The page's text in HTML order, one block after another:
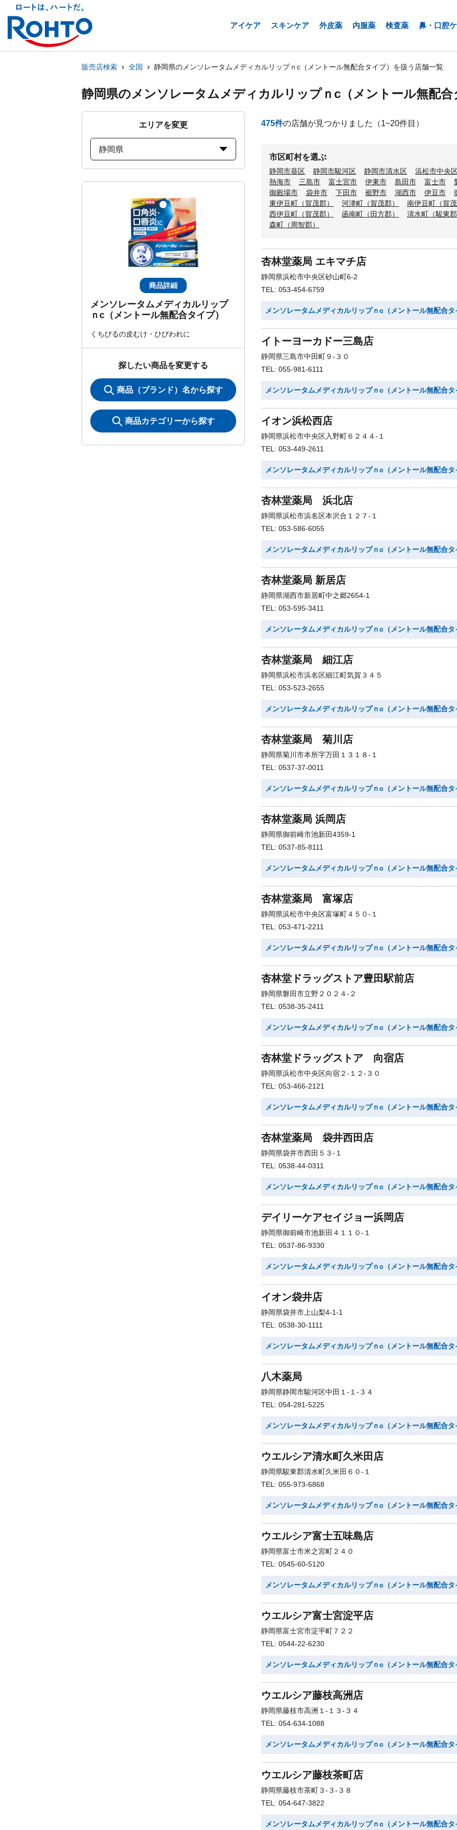
アイケア スキンケア 外皮薬 内服薬 検査薬 鼻・口腔
販売店検索 全国 静岡県のメンソレータムメディカルリップｎc（メントール無配合タイプ）を扱う店舗一覧
静岡県のメンソレータムメディカルリップｎc（メントール無配
エリアを変更
静岡県
商品詳細
メンソレータムメディカルリップ
ｎc（メントール無配合タイプ）
くちびるの皮むけ・ひびわれに
探したい商品を変更する
商品（ブランド）名から探す
商品カテゴリーから探す
475件の店舗が見つかりました （1~20件目）
市区町村を選ぶ
静岡市葵区 静岡市駿河区 静岡市清水区 浜松市中央
熱海市
三島市 富士宮市 伊東市 島田市 富士市
御殿場市
袋井市 下田市 裾野市 湖西市 伊豆市
東伊豆町（賀茂郡）
河津町（賀茂郡） 南伊豆町（賀茂
西伊豆町（賀茂郡）
函南町（田方郡） 清水町（駿東郡
森町（周智郡）
杏林堂薬局 エキマチ店
静岡県浜松市中央区砂山町6-2
TEL: 053-454-6759
メンソレータムメディカルリップｎc（メントール無配合タ
イトーヨーカドー三島店
静岡県三島市中田町９-３０
TEL: 055-981-6111
メンソレータムメディカルリップｎc（メントール無配合タ
イオン浜松西店
静岡県浜松市中央区入野町６２４４-１
TEL: 053-449-2611
メンソレータムメディカルリップｎc（メントール無配合タ
杏林堂薬局 浜北店
静岡県浜松市浜名区本沢合１２７-１
TEL: 053-586-6055
メンソレータムメディカルリップｎc（メントール無配合タ
杏林堂薬局 新居店
静岡県湖西市新居町中之郷2654-1
TEL: 053-595-3411
メンソレータムメディカルリップｎc（メントール無配合タ
杏林堂薬局 細江店
静岡県浜松市浜名区細江町気賀３４５
TEL: 053-523-2655
メンソレータムメディカルリップｎc（メントール無配合タ
杏林堂薬局 菊川店
静岡県菊川市本所字万田１３１８-１
TEL: 0537-37-0011
メンソレータムメディカルリップｎc（メントール無配合タ
杏林堂薬局 浜岡店
静岡県御前崎市池新田4359-1
TEL: 0537-85-8111
メンソレータムメディカルリップｎc（メントール無配合タ
杏林堂薬局 富塚店
静岡県浜松市中央区富塚町４５０-１
TEL: 053-471-2211
メンソレータムメディカルリップｎc（メントール無配合タ
杏林堂ドラッグストア豊田駅前店
静岡県磐田市立野２０２４-２
TEL: 0538-35-2411
メンソレータムメディカルリップｎc（メントール無配合タ
杏林堂ドラッグストア 向宿店
静岡県浜松市中央区向宿２-１２-３０
TEL: 053-466-2121
メンソレータムメディカルリップｎc（メントール無配合タ
杏林堂薬局 袋井西田店
静岡県袋井市西田５３-１
TEL: 0538-44-0311
メンソレータムメディカルリップｎc（メントール無配合タ
デイリーケアセイジョー浜岡店
静岡県御前崎市池新田４１１０-１
TEL: 0537-86-9330
メンソレータムメディカルリップｎc（メントール無配合タ
イオン袋井店
静岡県袋井市上山梨4-1-1
TEL: 0538-30-1111
メンソレータムメディカルリップｎc（メントール無配合タ
八木薬局
静岡県静岡市駿河区中田１-１-３４
TEL: 054-281-5225
メンソレータムメディカルリップｎc（メントール無配合タ
ウエルシア清水町久米田店
静岡県駿東郡清水町久米田６０-１
TEL: 055-973-6868
メンソレータムメディカルリップｎc（メントール無配合タ
ウエルシア富士五味島店
静岡県富士市米之宮町２４０
TEL: 0545-60-5120
メンソレータムメディカルリップｎc（メントール無配合タ
ウエルシア富士宮淀平店
静岡県富士宮市淀平町７２２
TEL: 0544-22-6230
メンソレータムメディカルリップｎc（メントール無配合タ
ウエルシア藤枝高洲店
静岡県藤枝市高洲１-１３-３４
TEL: 054-634-1088
メンソレータムメディカルリップｎc（メントール無配合タ
ウエルシア藤枝茶町店
静岡県藤枝市茶町３-３-３８
TEL: 054-647-3822
メンソレータムメディカルリップｎc（メントール無配合タ